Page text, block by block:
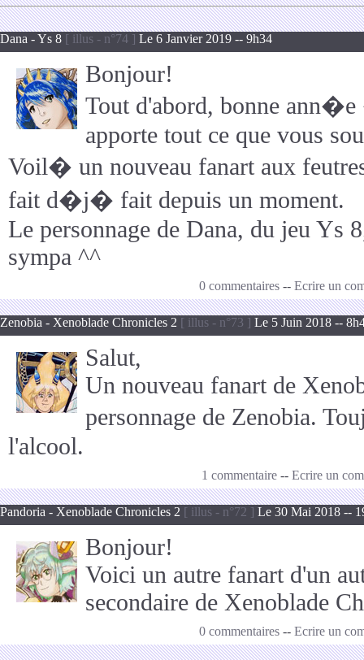
Dana - Ys 8 [ illus - n°74 ] Le 6 Janvier 2019 -- 9h34
Bonjour!
Tout d'abord, bonne
apporte tout ce que vous
Voil� un nouveau fanart aux
fait d�j� fait depuis un moment.
Le personnage de Dana, du jeu Ys
sympa ^^
0 commentaires -- Ecrire un
Zenobia - Xenoblade Chronicles 2 [ illus - n°73 ] Le 5 Juin 2018 --
Salut,
Un nouveau fanart de
personnage de Zenobia.
l'alcool.
1 commentaire -- Ecrire un
Pandoria - Xenoblade Chronicles 2 [ illus - n°72 ] Le 30 Mai 2018 --
Bonjour!
Voici un autre fanart d'un
secondaire de Xenoblade
0 commentaires -- Ecrire un